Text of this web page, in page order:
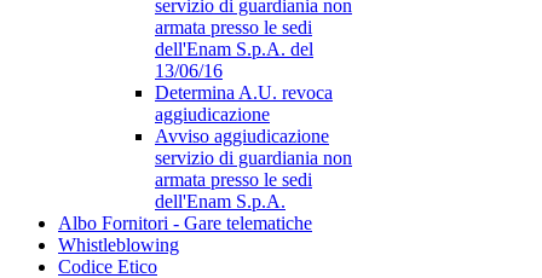
servizio di guardiania non
armata presso le sedi
dell'Enam S.p.A. del
13/06/16
Determina A.U. revoca
aggiudicazione
Avviso aggiudicazione
servizio di guardiania non
armata presso le sedi
dell'Enam S.p.A.
Albo Fornitori - Gare telematiche
Whistleblowing
Codice Etico